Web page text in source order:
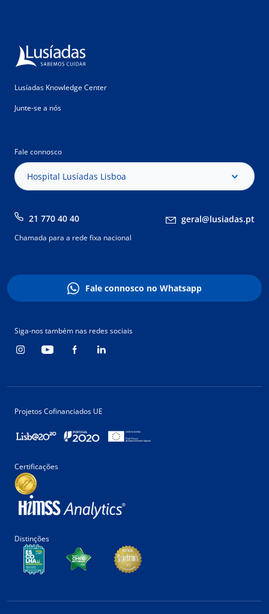
Lusíadas Knowledge Center
Junte-se a nós
Fale connosco
Hospital Lusíadas Lisboa
21 770 40 40 geral@lusiadas.pt
Chamada para a rede fixa nacional
Fale connosco no Whatsapp
Siga-nos também nas redes sociais
Projetos Cofinanciados UE
Certificações
Distinções